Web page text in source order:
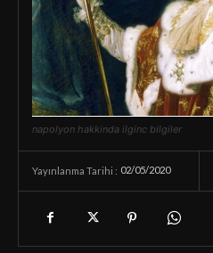
napolyon hakkinda ilginc bilgiler
Yayınlanma Tarihi : 02/05/2020